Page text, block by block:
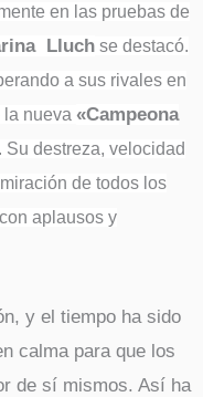
en las pruebas de
Lluch se destacó.
a sus rivales en
la nueva «Campeona
destreza, velocidad
de todos los
aplausos y
y el tiempo ha sido
calma para que los
de sí mismos. Así ha